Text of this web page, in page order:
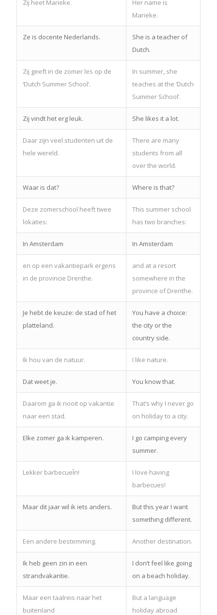
Zij heet Marieke.
Her name is
Marieke.
Ze is docente Nederlands.
She is a teacher of
Dutch.
Zij geeft in de zomer les op de
‘Dutch Summer School’.
In summer, she
teaches at the ‘Dutch
Summer School’.
Zij vindt het erg leuk. She likes it a lot.
Daar zijn veel studenten uit de
hele wereld.
There are many
students from all
over the world.
Waar is dat? Where is that?
Deze zomerschool heeft twee
lokaties:
This summer school
has two branches:
In Amsterdam In Amsterdam
en op een vakantiepark ergens
in de provincie Drenthe.
and at a resort
somewhere in the
province of Drenthe.
Je hebt de keuze: de stad of het
platteland.
You have a choice:
the city or the
country side.
Ik hou van de natuur. I like nature.
Dat weet je. You know that.
Daarom ga ik nooit op vakantie
naar een stad.
That’s why I never go
on holiday to a city.
Elke zomer ga ik kamperen.
I go camping every
summer.
Lekker barbecueÎn!
I love having
barbecues!
Maar dit jaar wil ik iets anders.
But this year I want
something different.
Een andere bestemming. Another destination.
Ik heb geen zin in een
strandvakantie.
I don’t feel like going
on a beach holiday.
Maar een taalreis naar het
buitenland
But a language
holiday abroad